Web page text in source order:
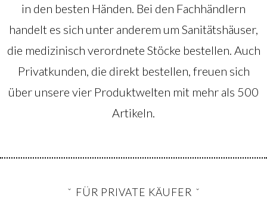
in den besten Händen. Bei den Fachhändlern
handelt es sich unter anderem um Sanitätshäuser,
die medizinisch verordnete Stöcke bestellen. Auch
Privatkunden, die direkt bestellen, freuen sich
über unsere vier Produktwelten mit mehr als 500
Artikeln.
FÜR PRIVATE KÄUFER